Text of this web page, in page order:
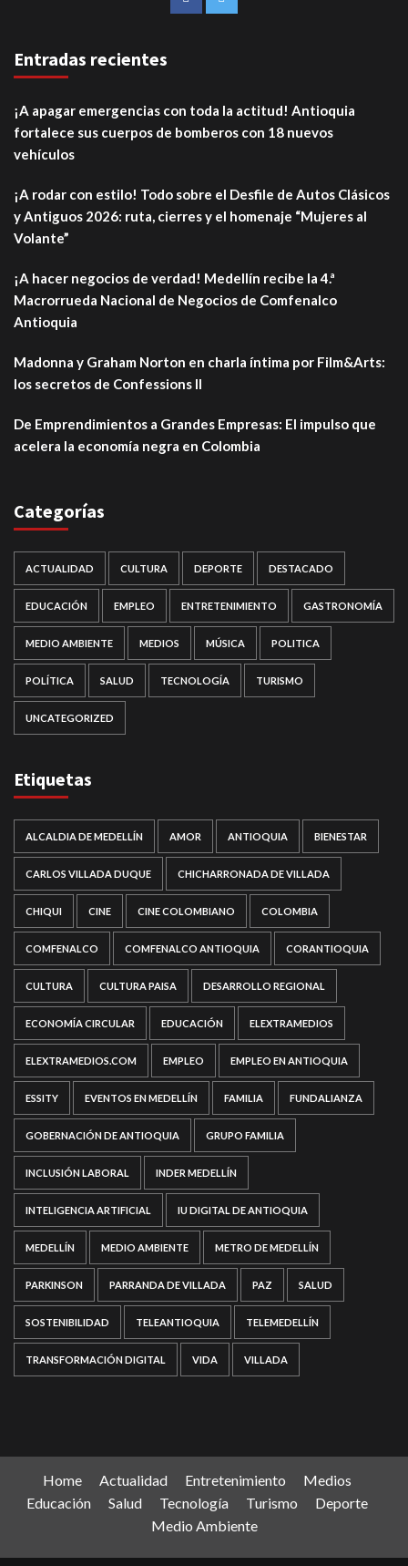
Entradas recientes
¡A apagar emergencias con toda la actitud! Antioquia
fortalece sus cuerpos de bomberos con 18 nuevos
vehículos
¡A rodar con estilo! Todo sobre el Desfile de Autos Clásicos
y Antiguos 2026: ruta, cierres y el homenaje “Mujeres al
Volante”
¡A hacer negocios de verdad! Medellín recibe la 4.ª
Macrorrueda Nacional de Negocios de Comfenalco
Antioquia
Madonna y Graham Norton en charla íntima por Film&Arts:
los secretos de Confessions II
De Emprendimientos a Grandes Empresas: El impulso que
acelera la economía negra en Colombia
Categorías
ACTUALIDAD CULTURA DEPORTE DESTACADO
EDUCACIÓN EMPLEO ENTRETENIMIENTO GASTRONOMÍA
MEDIO AMBIENTE MEDIOS MÚSICA POLITICA
POLÍTICA SALUD TECNOLOGÍA TURISMO
UNCATEGORIZED
Etiquetas
ALCALDIA DE MEDELLÍN AMOR ANTIOQUIA BIENESTAR
CARLOS VILLADA DUQUE CHICHARRONADA DE VILLADA
CHIQUI CINE CINE COLOMBIANO COLOMBIA
COMFENALCO COMFENALCO ANTIOQUIA CORANTIOQUIA
CULTURA CULTURA PAISA DESARROLLO REGIONAL
ECONOMÍA CIRCULAR EDUCACIÓN ELEXTRAMEDIOS
ELEXTRAMEDIOS.COM EMPLEO EMPLEO EN ANTIOQUIA
ESSITY EVENTOS EN MEDELLÍN FAMILIA FUNDALIANZA
GOBERNACIÓN DE ANTIOQUIA GRUPO FAMILIA
INCLUSIÓN LABORAL INDER MEDELLÍN
INTELIGENCIA ARTIFICIAL IU DIGITAL DE ANTIOQUIA
MEDELLÍN MEDIO AMBIENTE METRO DE MEDELLÍN
PARKINSON PARRANDA DE VILLADA PAZ SALUD
SOSTENIBILIDAD TELEANTIOQUIA TELEMEDELLÍN
TRANSFORMACIÓN DIGITAL VIDA VILLADA
Home Actualidad Entretenimiento
Medios
Educación
Salud Tecnología Turismo
Deporte
Medio Ambiente